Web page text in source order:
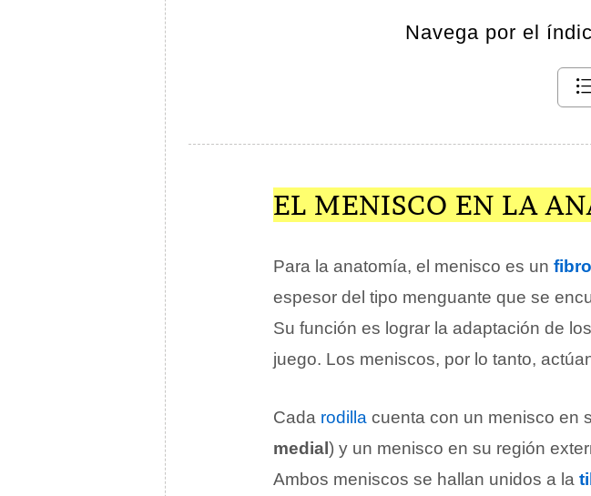
Navega por el
EL MENISCO EN LA
Para la anatomía, el menisco es un
espesor del tipo menguante que se
Su función es lograr la adaptación de
juego. Los meniscos, por lo tanto,
Cada rodilla cuenta con un menisco en
medial ) y un menisco en su región
Ambos meniscos se hallan unidos a la